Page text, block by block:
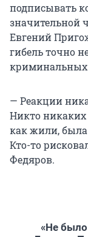
подписывать
значительной
Евгений
гибель точно
криминальных
— Реакции
Никто никаких
как жили, была
Кто-то
Федяров.
«Не было